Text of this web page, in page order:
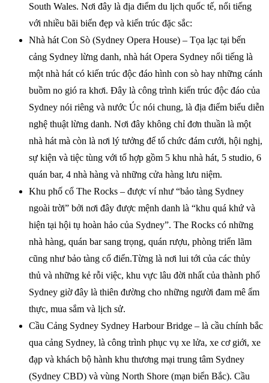
South Wales. Nơi đây là địa điểm du lịch quốc tế, nổi tiếng
với nhiều bãi biển đẹp và kiến trúc đặc sắc:
Nhà hát Con Sò (Sydney Opera House) – Tọa lạc tại bến
cảng Sydney lừng danh, nhà hát Opera Sydney nổi tiếng là
một nhà hát có kiến trúc độc đáo hình con sò hay những cánh
buồm no gió ra khơi. Đây là công trình kiến trúc độc đáo của
Sydney nói riêng và nước Úc nói chung, là địa điểm biểu diễn
nghệ thuật lừng danh. Nơi đây không chỉ đơn thuần là một
nhà hát mà còn là nơi lý tưởng để tổ chức đám cưới, hội nghị,
sự kiện và tiệc tùng với tổ hợp gồm 5 khu nhà hát, 5 studio, 6
quán bar, 4 nhà hàng và những cửa hàng lưu niệm.
Khu phố cổ The Rocks – được ví như “bảo tàng Sydney
ngoài trời” bởi nơi đây được mệnh danh là “khu quá khứ và
hiện tại hội tụ hoàn hảo của Sydney”. The Rocks có những
nhà hàng, quán bar sang trọng, quán rượu, phòng triển lãm
cũng như bảo tàng cổ điển.Từng là nơi lui tới của các thủy
thủ và những kẻ rỗi việc, khu vực lâu đời nhất của thành phố
Sydney giờ đây là thiên đường cho những người đam mê ẩm
thực, mua sắm và lịch sử.
Cầu Cảng Sydney Sydney Harbour Bridge – là cầu chính bắc
qua cảng Sydney, là công trình phục vụ xe lửa, xe cơ giới, xe
đạp và khách bộ hành khu thương mại trung tâm Sydney
(Sydney CBD) và vùng North Shore (mạn biển Bắc). Cầu